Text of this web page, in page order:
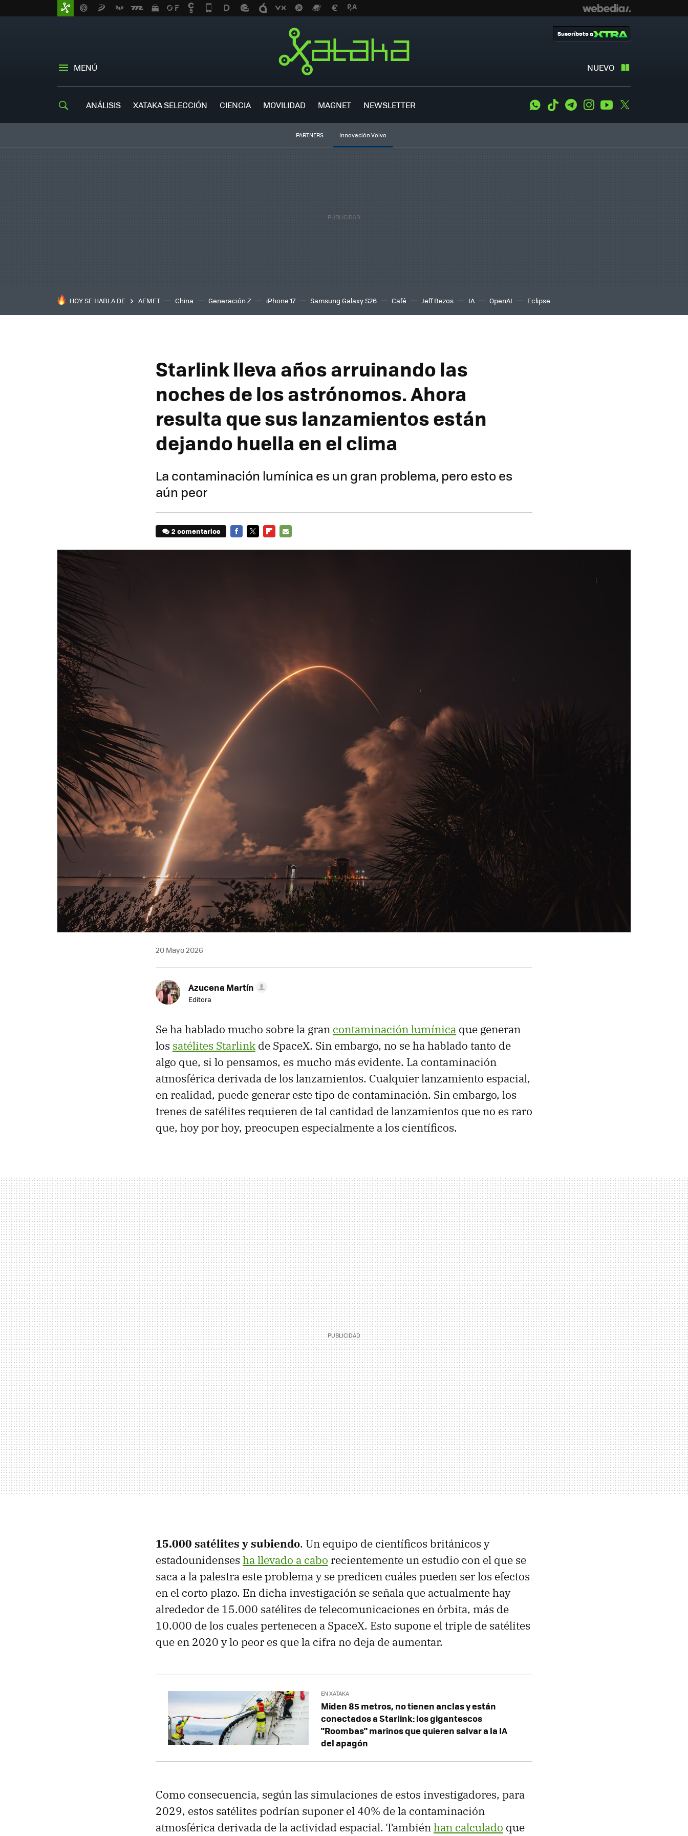
MENÚ NUEVO
Suscríbete a
ANÁLISIS XATAKA SELECCIÓN CIENCIA MOVILIDAD MAGNET NEWSLETTER WhatsApp
Tiktok TelegramInstagramYoutube
PARTNERS Innovación Volvo
HOY SE HABLA DE AEMET China Generación Z iPhone 17 Samsung Galaxy S26 Café Jeff Bezos IA OpenAI Eclipse
Starlink lleva años arruinando las
noches de los astrónomos. Ahora
resulta que sus lanzamientos están
dejando huella en el clima
La contaminación lumínica es un gran problema, pero esto es
aún peor
2 comentarios
20 Mayo 2026
Azucena Martín
Editora
Se ha hablado mucho sobre la gran contaminación lumínica que generan
los satélites Starlink de SpaceX. Sin embargo, no se ha hablado tanto de
algo que, si lo pensamos, es mucho más evidente. La contaminación
atmosférica derivada de los lanzamientos. Cualquier lanzamiento espacial,
en realidad, puede generar este tipo de contaminación. Sin embargo, los
trenes de satélites requieren de tal cantidad de lanzamientos que no es raro
que, hoy por hoy, preocupen especialmente a los científicos.
15.000 satélites y subiendo. Un equipo de científicos británicos y
estadounidenses ha llevado a cabo recientemente un estudio con el que se
saca a la palestra este problema y se predicen cuáles pueden ser los efectos
en el corto plazo. En dicha investigación se señala que actualmente hay
alrededor de 15.000 satélites de telecomunicaciones en órbita, más de
10.000 de los cuales pertenecen a SpaceX. Esto supone el triple de satélites
que en 2020 y lo peor es que la cifra no deja de aumentar.
EN XATAKA
Miden 85 metros, no tienen anclas y están
conectados a Starlink: los gigantescos
"Roombas" marinos que quieren salvar a la IA
del apagón
Como consecuencia, según las simulaciones de estos investigadores, para
2029, estos satélites podrían suponer el 40% de la contaminación
atmosférica derivada de la actividad espacial. Tambiénhan calculado que